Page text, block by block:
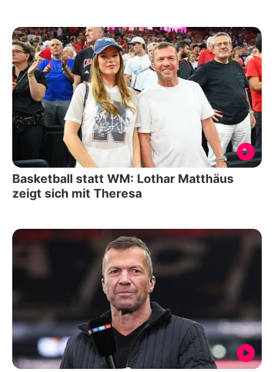
Basketball statt WM: Lothar Matthäus
zeigt sich mit Theresa